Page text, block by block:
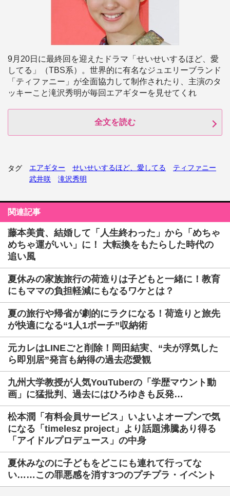
9月20日に最終回を迎えたドラマ「せいせいするほど、愛
してる」（TBS系）。世界的に有名なジュエリーブランド
「ティファニー」が全面協力して制作されたり、主演のタ
ッキーこと滝沢秀明が毎回エアギターを見せてくれ
全文を読む
タグ エアギター せいせいするほど、愛してる
ティファニー
武井咲
滝沢秀明
関連記事
藤本美貴、結婚して「人生終わった」から「めちゃ
めちゃ運がいい」に！ 大転換をもたらした時代の
追い風
夏休みの家族旅行の荷造りは子どもと一緒に！教育
にもママの負担軽減にもなるワケとは？
夏の旅行や帰省が劇的にラクになる！荷造りと旅先
が快適になる“1人1ポーチ”収納術
元カレはLINEごと削除！岡田結実、“夫が浮気した
ら即別居”発言も納得の過去恋愛観
九州大学教授が人気YouTuberの「学歴マウント動
画」に猛批判、過去にはひろゆきも反発…
松本潤「有料会員サービス」いよいよオープンで気
になる「timelesz project」より話題沸騰あり得る
「アイドルプロデュース」の中身
夏休みなのに子どもをどこにも連れて行ってな
い……この罪悪感を消す3つのプチプラ・イベント